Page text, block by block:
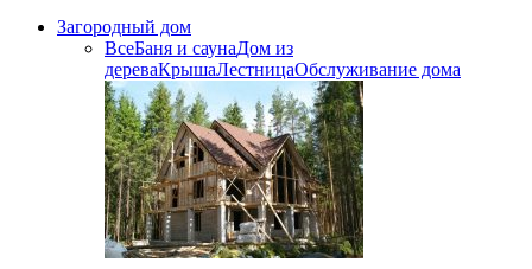
Загородный дом
ВсеБаня и саунаДом из
дереваКрышаЛестницаОбслуживание дома